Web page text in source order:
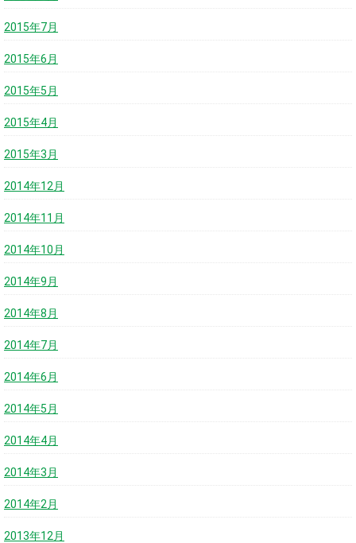
2015年7月
2015年6月
2015年5月
2015年4月
2015年3月
2014年12月
2014年11月
2014年10月
2014年9月
2014年8月
2014年7月
2014年6月
2014年5月
2014年4月
2014年3月
2014年2月
2013年12月